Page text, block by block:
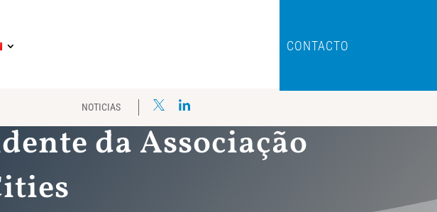
CONTACTO
NOTICIAS
da Associação